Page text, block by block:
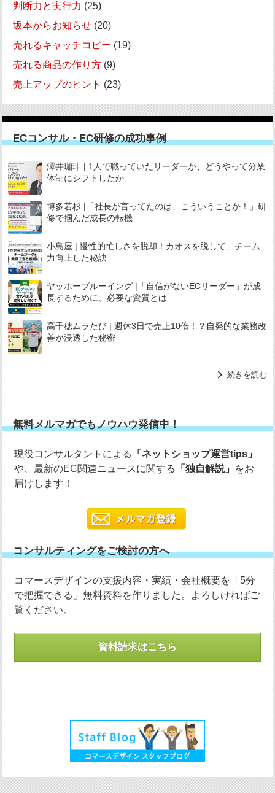
判断力と実行力 (25)
坂本からお知らせ (20)
売れるキャッチコピー (19)
売れる商品の作り方 (9)
売上アップのヒント (23)
ECコンサル・EC研修の成功事例
澤井珈琲 | 1人で戦っていたリーダーが、どうやって分業
体制にシフトしたか
博多若杉 |「社長が言ってたのは、こういうことか！」研
修で掴んだ成長の転機
小島屋 | 慢性的忙しさを脱却！カオスを脱して、チーム
力向上した秘訣
ヤッホーブルーイング |「自信がないECリーダー」が成
長するために、必要な資質とは
高千穂ムラたび | 週休3日で売上10倍！？自発的な業務改
善が浸透した秘密
続きを読む
無料メルマガでもノウハウ発信中！
現役コンサルタントによる
「ネットショップ運営tips」
や、最新のEC関連ニュースに関する
「独自解説」 をお
届けします！
コンサルティングをご検討の方へ
コマースデザインの支援内容・実績・会社概要を「5分
で把握できる」無料資料を作りました。よろしければご
覧ください。
資料請求はこちら